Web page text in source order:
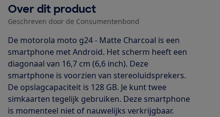
Over dit product
Geschreven door de Consumentenbond
De motorola moto g24 - Matte Charcoal is een
smartphone met Android. Het scherm heeft een
diagonaal van 16,7 cm (6,6 inch). Deze
smartphone is voorzien van stereoluidsprekers.
De opslagcapaciteit is 128 GB. Je kunt twee
simkaarten tegelijk gebruiken. Deze smartphone
is momenteel niet of nauwelijks verkrijgbaar.